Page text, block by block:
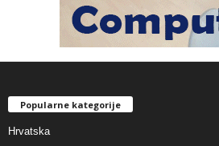
Popularne kategorije
Hrvatska